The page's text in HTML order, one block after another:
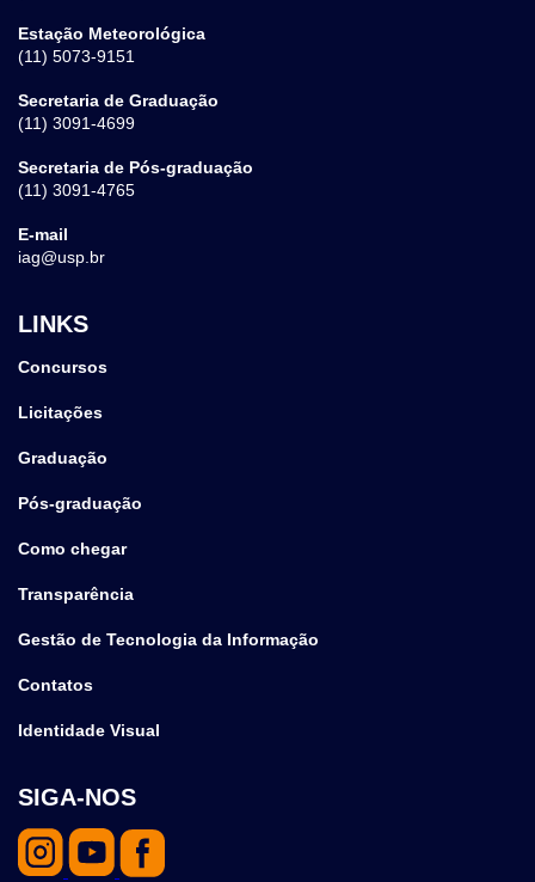
Estação Meteorológica
(11) 5073-9151
Secretaria de Graduação
(11) 3091-4699
Secretaria de Pós-graduação
(11) 3091-4765
E-mail
iag@usp.br
LINKS
Concursos
Licitações
Graduação
Pós-graduação
Como chegar
Transparência
Gestão de Tecnologia da Informação
Contatos
Identidade Visual
SIGA-NOS